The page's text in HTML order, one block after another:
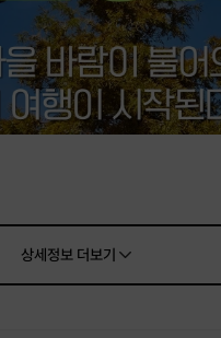
상세정보더보기